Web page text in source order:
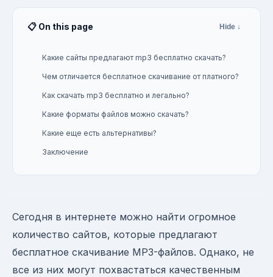
📋 On this page Hide ↓
Какие сайты предлагают mp3 бесплатно скачать?
Чем отличается бесплатное скачивание от платного?
Как скачать mp3 бесплатно и легально?
Какие форматы файлов можно скачать?
Какие еще есть альтернативы?
Заключение
Сегодня в интернете можно найти огромное
количество сайтов, которые предлагают
бесплатное скачивание MP3-файлов. Однако, не
все из них могут похвастаться качественным